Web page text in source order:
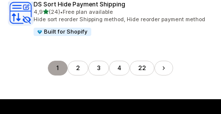
DS Sort Hide Payment Shipping
4,9z 5 hvězd
(24)
Celkový počet recenzí: 24
•Free plan available
Hide sort reorder Shipping method, Hide reorder payment method
Built for Shopify
1 2 3 4 22